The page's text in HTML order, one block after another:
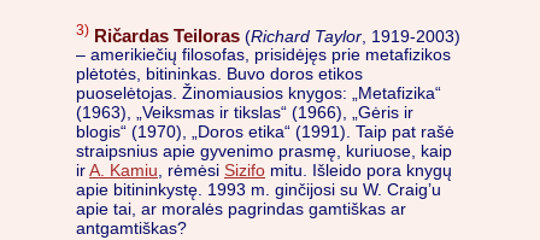
3) Ričardas Teiloras (Richard Taylor , 1919-2003)
– amerikiečių filosofas, prisidėjęs prie metafizikos
plėtotės, bitininkas. Buvo doros etikos
puoselėtojas. Žinomiausios knygos: „Metafizika“
(1963), „Veiksmas ir tikslas“ (1966), „Gėris ir
blogis“ (1970), „Doros etika“ (1991). Taip pat rašė
straipsnius apie gyvenimo prasmę, kuriuose, kaip
irA. Kamiu , rėmėsi Sizifo mitu. Išleido pora knygų
apie bitininkystę. 1993 m. ginčijosi su W. Craig’u
apie tai, ar moralės pagrindas gamtiškas ar
antgamtiškas?